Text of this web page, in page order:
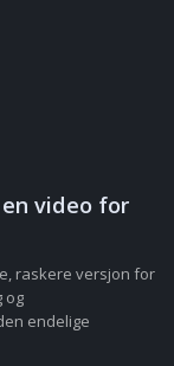
video for
raskere versjon for
og
endelige